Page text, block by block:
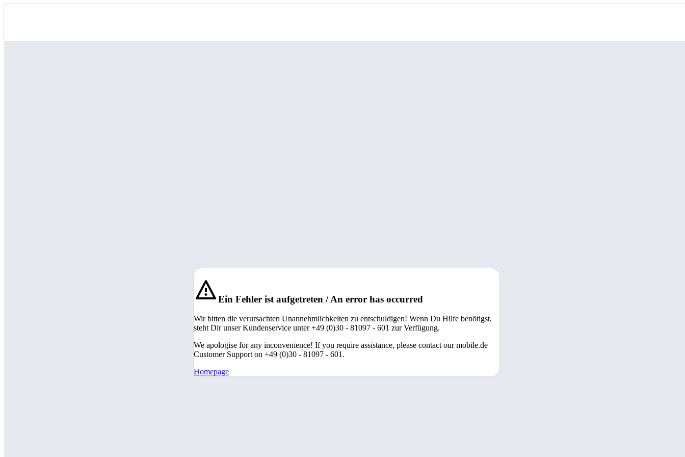
Ein Fehler ist aufgetreten / An error has occurred
Wir bitten die verursachten Unannehmlichkeiten zu entschuldigen! Wenn Du Hilfe benötigst,
steht Dir unser Kundenservice unter +49 (0)30 - 81097 - 601 zur Verfügung.
We apologise for any inconvenience! If you require assistance, please contact our mobile.de
Customer Support on +49 (0)30 - 81097 - 601.
Homepage